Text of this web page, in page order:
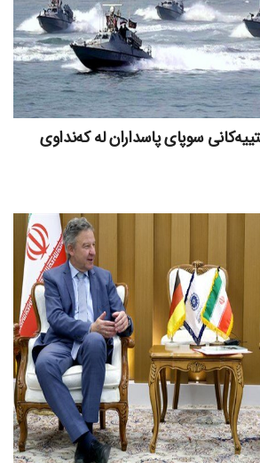
سوپای پاسداران لە کەنداوی